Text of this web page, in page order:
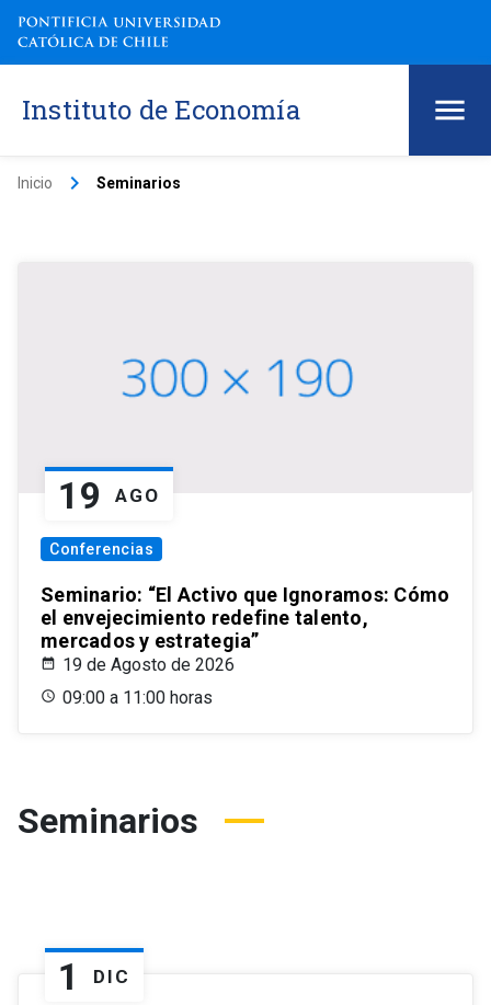
Instituto de Economía
Inicio keyboard_arrow_right Seminarios
19 AGO
Conferencias
Seminario: “El Activo que Ignoramos: Cómo
el envejecimiento redefine talento,
mercados y estrategia”
19 de Agosto de 2026
09:00 a 11:00 horas
Seminarios
1 DIC